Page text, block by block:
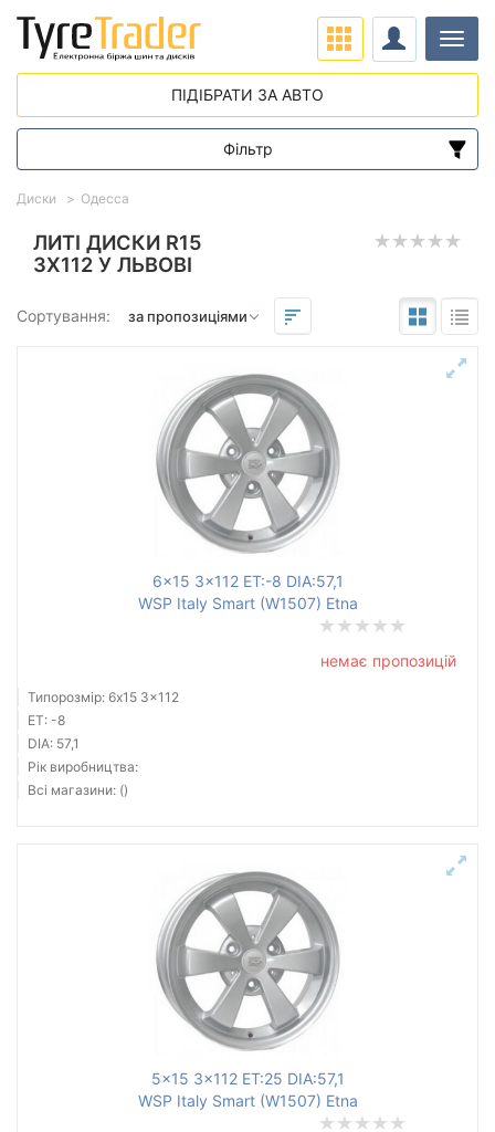
ЛИТІ ДИСКИ R15
3X112 У ЛЬВОВІ
Сортування:
6x15 3x112 ET:-8 DIA:57,1
WSP Italy Smart (W1507) Etna
немає пропозицій
Типорозмір: 6x15 3x112
ET: -8
DIA: 57,1
Рік виробництва:
Всі магазини: ()
5x15 3x112 ET:25 DIA:57,1
WSP Italy Smart (W1507) Etna
Диски Одесса
ПІДІБРАТИ ЗА АВТО
Фільтр
Діапазон цін
від
до
до
Тип диска